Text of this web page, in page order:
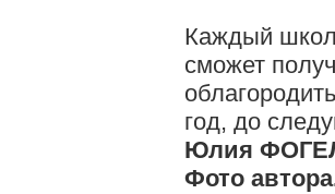
Каждый
сможет
год, до
Юлия
Фото